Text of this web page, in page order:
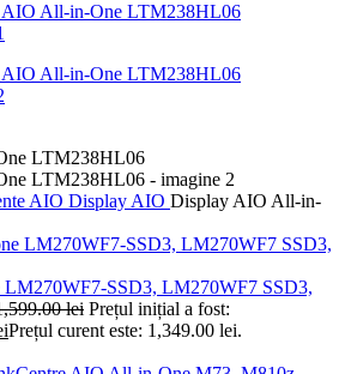
AIO Display AIO Display AIO All-in-
SSD3, LM270WF7 SSD3,
lei Prețul inițial a fost:
Prețul curent este: 1,349.00 lei.